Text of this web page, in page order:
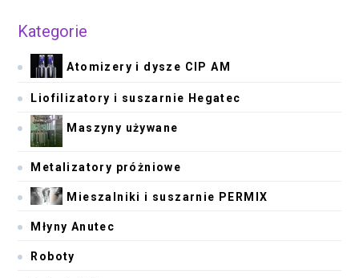
Kategorie
Atomizery i dysze CIP AM
Liofilizatory i suszarnie Hegatec
Maszyny używane
Metalizatory próżniowe
Mieszalniki i suszarnie PERMIX
Młyny Anutec
Roboty